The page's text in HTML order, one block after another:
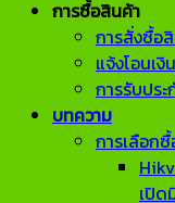
การซื้อสินค้า
การสั่งซื้อ
แจ้งโอนเงิน
การรับปร
บทความ
การเลือก
เปิด